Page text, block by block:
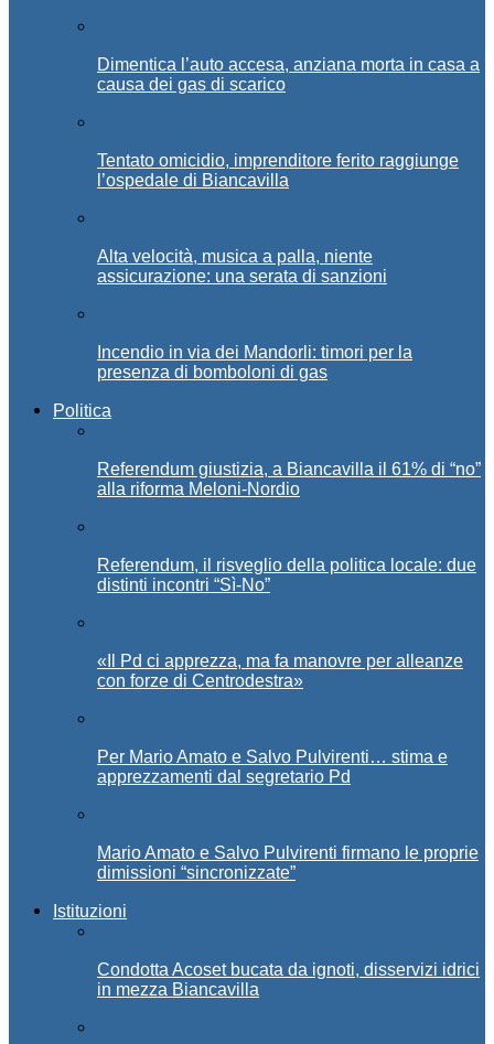
Dimentica l’auto accesa, anziana morta in casa a
causa dei gas di scarico
Tentato omicidio, imprenditore ferito raggiunge
l’ospedale di Biancavilla
Alta velocità, musica a palla, niente
assicurazione: una serata di sanzioni
Incendio in via dei Mandorli: timori per la
presenza di bomboloni di gas
Politica
Referendum giustizia, a Biancavilla il 61% di “no”
alla riforma Meloni-Nordio
Referendum, il risveglio della politica locale: due
distinti incontri “Sì-No”
«Il Pd ci apprezza, ma fa manovre per alleanze
con forze di Centrodestra»
Per Mario Amato e Salvo Pulvirenti… stima e
apprezzamenti dal segretario Pd
Mario Amato e Salvo Pulvirenti firmano le proprie
dimissioni “sincronizzate”
Istituzioni
Condotta Acoset bucata da ignoti, disservizi idrici
in mezza Biancavilla